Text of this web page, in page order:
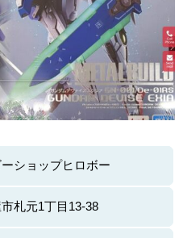
ショップヒロボー
札元1丁目13-38